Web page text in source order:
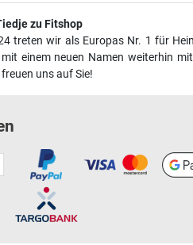
zu Fitshop
treten wir als Europas Nr. 1 für
einem neuen Namen weiterhin
uns auf Sie!